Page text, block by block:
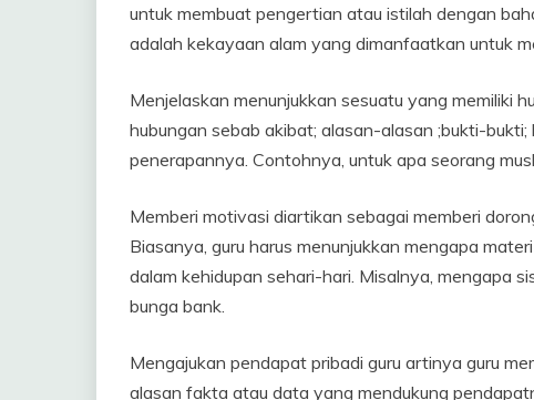
untuk membuat pengertian atau istilah dengan
adalah kekayaan alam yang dimanfaatkan untuk
Menjelaskan menunjukkan sesuatu yang memiliki
hubungan sebab akibat; alasan-alasan ;bukti-
penerapannya. Contohnya, untuk apa seorang
Memberi motivasi diartikan sebagai memberi
Biasanya, guru harus menunjukkan mengapa
dalam kehidupan sehari-hari. Misalnya, mengapa
bunga bank.
Mengajukan pendapat pribadi guru artinya guru
alasan fakta atau data yang mendukung